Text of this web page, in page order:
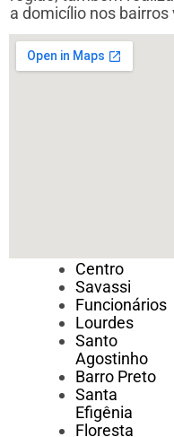
a domicílio nos bairros
Centro
Savassi
Funcionários
Lourdes
Santo
Agostinho
Barro Preto
Santa
Efigênia
Floresta